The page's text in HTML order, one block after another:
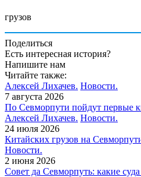
грузов
Поделиться
Есть интересная история?
Напишите нам
Читайте также:
Алексей Лихачев. Новости.
7 августа 2026
По Севморпути пойдут первые
Алексей Лихачев. Новости.
24 июля 2026
Китайских грузов на
Новости.
2 июня 2026
Совет да Севморпуть: какие